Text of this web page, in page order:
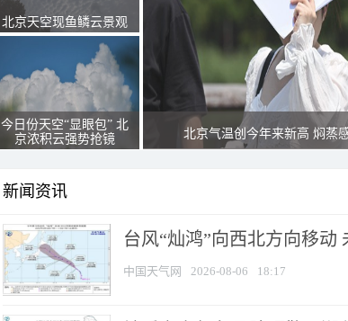
北京天空现鱼鳞云景观
今日份天空“显眼包” 北
京浓积云强势抢镜
北京气温创今年来新高 焖蒸
新闻资讯
台风“灿鸿”向西北方向移动
中国天气网 2026-08-06 18:17